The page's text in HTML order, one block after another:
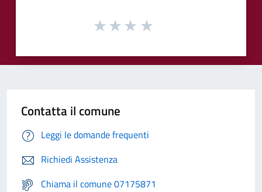
Contatta il comune
Leggi le domande frequenti
Richiedi Assistenza
Chiama il comune 07175871